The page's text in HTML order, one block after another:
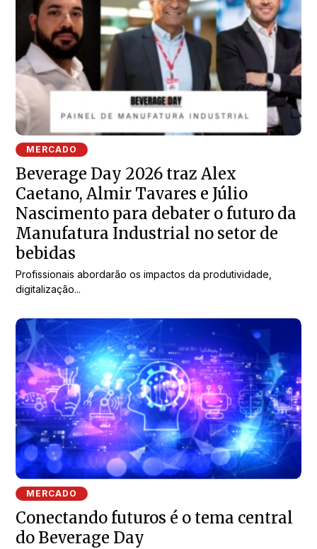
MERCADO
Beverage Day 2026 traz Alex
Caetano, Almir Tavares e Júlio
Nascimento para debater o futuro da
Manufatura Industrial no setor de
bebidas
Profissionais abordarão os impactos da produtividade,
digitalização...
MERCADO
Conectando futuros é o tema central
do Beverage Day